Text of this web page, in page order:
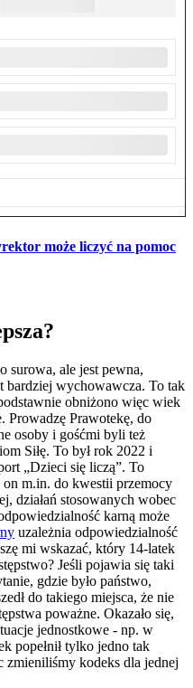
może liczyć na pomoc
surowa, ale jest pewna,
bardziej wychowawcza. To tak
obniżono więc wiek
Prowadzę Prawotekę, do
osoby i gośćmi byli też
Siłę. To był rok 2022 i
„Dzieci się liczą”. To
m.in. do kwestii przemocy
działań stosowanych wobec
karną może
uzależnia odpowiedzialność
mi wskazać, który 14-latek
Jeśli pojawia się taki
gdzie było państwo,
do takiego miejsca, że nie
poważne. Okazało się,
jednostkowe - np. w
popełnił tylko jedno tak
zmieniliśmy kodeks dla jednej